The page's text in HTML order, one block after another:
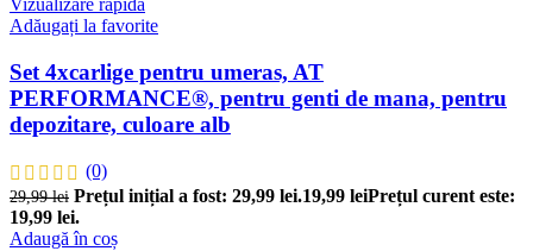
Adăugați la favorite
Set 4xcarlige pentru umeras, AT
PERFORMANCE®, pentru genti de mana, pentru
depozitare, culoare alb
(0)
29,99lei Prețul inițial a fost: 29,99 lei.19,99 leiPrețul curent este:
19,99 lei.
Adaugă în coș